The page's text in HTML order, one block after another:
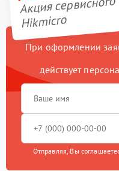
Hikmicro
При оформлении
действует
Отправляя, Вы